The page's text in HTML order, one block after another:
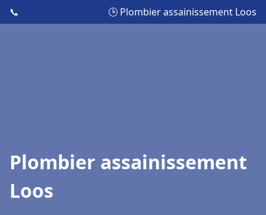
📞 🕒 Plombier assainissement Loos
Plombier assainissement
Loos